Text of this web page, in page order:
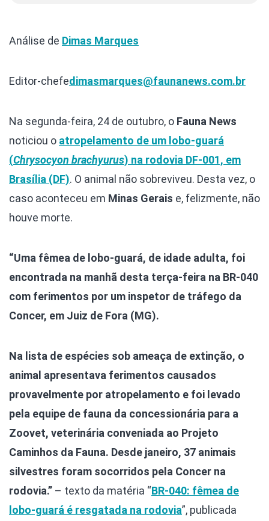
Análise de Dimas Marques
Editor-chefedimasmarques@faunanews.com.br
Na segunda-feira, 24 de outubro, o Fauna News
noticiou o atropelamento de um lobo-guará
(Chrysocyon brachyurus) na rodovia DF-001, em
Brasília (DF). O animal não sobreviveu. Desta vez, o
caso aconteceu em Minas Gerais e, felizmente, não
houve morte.
“Uma fêmea de lobo-guará, de idade adulta, foi
encontrada na manhã desta terça-feira na BR-040
com ferimentos por um inspetor de tráfego da
Concer, em Juiz de Fora (MG).
Na lista de espécies sob ameaça de extinção, o
animal apresentava ferimentos causados
provavelmente por atropelamento e foi levado
pela equipe de fauna da concessionária para a
Zoovet, veterinária conveniada ao Projeto
Caminhos da Fauna. Desde janeiro, 37 animais
silvestres foram socorridos pela Concer na
rodovia.” – texto da matéria “BR-040: fêmea de
lobo-guará é resgatada na rodovia”, publicada